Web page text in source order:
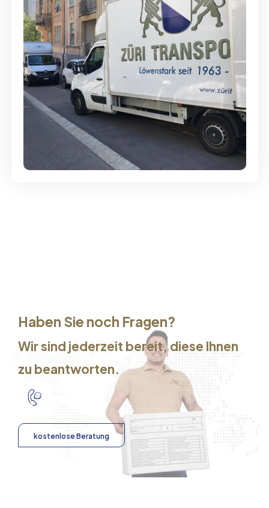
Günstige Umzüge - Hervorragender
Service
Haben Sie noch Fragen?
Wir sind jederzeit bereit, diese Ihnen
zu beantworten.
kostenlose Beratung